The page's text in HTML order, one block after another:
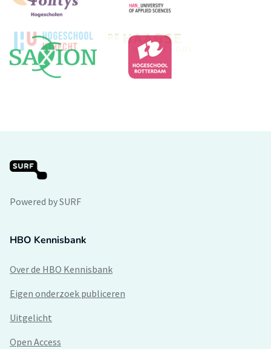
Powered by SURF
HBO Kennisbank
Over de HBO Kennisbank
Eigen onderzoek publiceren
Uitgelicht
Open Access